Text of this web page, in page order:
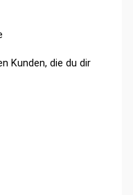
Kunden, die du dir